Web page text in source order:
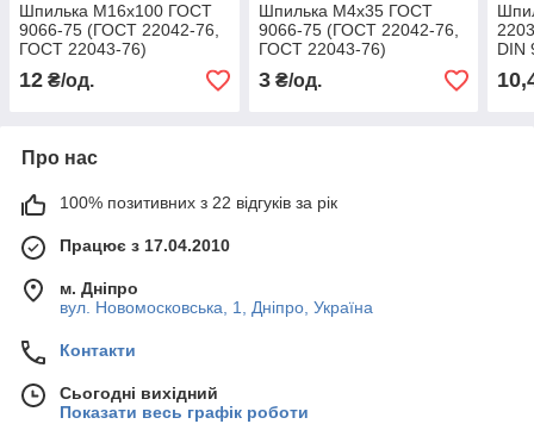
Шпилька М16х100 ГОСТ
9066-75 (ГОСТ 22042-76,
ГОСТ 22043-76)
12 ₴/од.
Шпилька М4х35 ГОСТ
9066-75 (ГОСТ 22042-76,
ГОСТ 22043-76)
кадмована
3₴/од.
DIN
Про нас
100% позитивних з 22 відгуків за рік
Працює з 17.04.2010
м. Дніпро
вул. Новомосковська, 1, Дніпро, Україна
Контакти
Сьогодні вихідний
Показати весь графік роботи